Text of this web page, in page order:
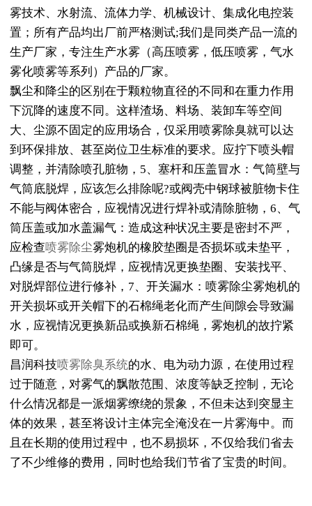
雾技术、水射流、流体力学、机械设计、集成化电控装
置；所有产品均出厂前严格测试;我们是同类产品一流的
生产厂家，专注生产水雾（高压喷雾，低压喷雾，气水
雾化喷雾等系列）产品的厂家。
飘尘和降尘的区别在于颗粒物直径的不同和在重力作用
下沉降的速度不同。这样渣场、料场、装卸车等空间
大、尘源不固定的应用场合，仅采用喷雾除臭就可以达
到环保排放、甚至岗位卫生标准的要求。应拧下喷头帽
调整，并清除喷孔脏物，5、塞杆和压盖冒水：气筒壁与
气筒底脱焊，应该怎么排除呢?或阀壳中钢球被脏物卡住
不能与阀体密合，应视情况进行焊补或清除脏物，6、气
筒压盖或加水盖漏气：造成这种状况主要是密封不严，
应检查喷雾除尘雾炮机的橡胶垫圈是否损坏或未垫平，
凸缘是否与气筒脱焊，应视情况更换垫圈、安装找平、
对脱焊部位进行修补，7、开关漏水：喷雾除尘雾炮机的
开关损坏或开关帽下的石棉绳老化而产生间隙会导致漏
水，应视情况更换新品或换新石棉绳，雾炮机的故拧紧
即可。
昌润科技喷雾除臭系统的水、电为动力源，在使用过程
过于随意，对雾气的飘散范围、浓度等缺乏控制，无论
什么情况都是一派烟雾缭绕的景象，不但未达到突显主
体的效果，甚至将设计主体完全淹没在一片雾海中。而
且在长期的使用过程中，也不易损坏，不仅给我们省去
了不少维修的费用，同时也给我们节省了宝贵的时间。